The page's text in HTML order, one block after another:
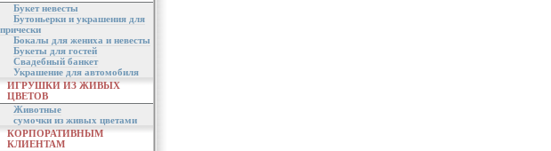
Букет невесты
Бутоньерки и украшения для
прически
Бокалы для жениха и невесты
Букеты для гостей
Свадебный банкет
Украшение для автомобиля
ИГРУШКИ ИЗ ЖИВЫХ
ЦВЕТОВ
Животные
сумочки из живых цветами
КОРПОРАТИВНЫМ
КЛИЕНТАМ